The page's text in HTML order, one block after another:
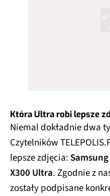
Która Ultra robi lepsze
Niemal dokładnie dwa
Czytelników
lepsze zdjęcia:
X300 Ultra. Zgodnie z
zostały podpisane